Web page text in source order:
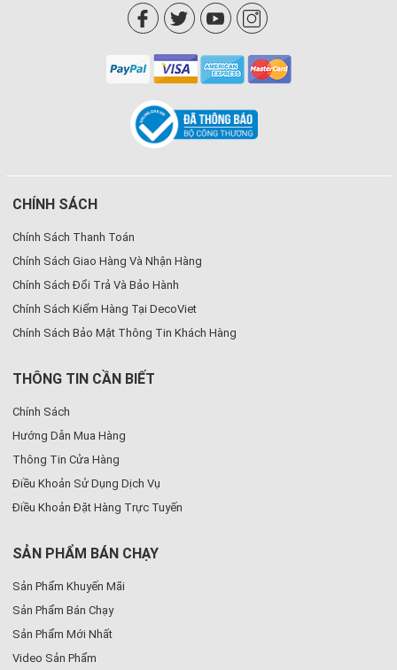
CHÍNH SÁCH
Chính Sách Thanh Toán
Chính Sách Giao Hàng Và Nhận Hàng
Chính Sách Đổi Trả Và Bảo Hành
Chính Sách Kiểm Hàng Tại DecoViet
Chính Sách Bảo Mật Thông Tin Khách Hàng
THÔNG TIN CẦN BIẾT
Chính Sách
Hướng Dẫn Mua Hàng
Thông Tin Cửa Hàng
Điều Khoản Sử Dụng Dịch Vụ
Điều Khoản Đặt Hàng Trực Tuyến
SẢN PHẨM BÁN CHẠY
Sản Phẩm Khuyến Mãi
Sản Phẩm Bán Chạy
Sản Phẩm Mới Nhất
Video Sản Phẩm